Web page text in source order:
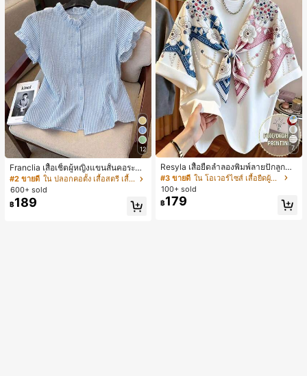
12
Franclia เสื้อเชิ้ตผู้หญิงแขนสั้นคอระบา
ยกระดุมเดี่ยวลายทาง
#2 ขายดี
ใน ปลอกคอตั้ง เสื้อสตรี เสื้อเบลาส์ & Tee
600+ sold
฿189
7
Resyla เสื้อยืดลำลองพิมพ์ลายปักลูกปัด
รูปโบว์ขนาดใหญ่สำหรับผู้หญิง
#3 ขายดี
ใน โอเวอร์ไซส์ เสื้อยืดผู้หญิง
100+ sold
฿179